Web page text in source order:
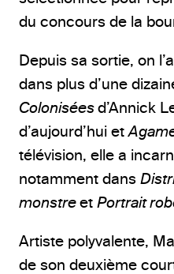
du concours de la
Depuis sa sortie, on
dans plus d’une
Coloniséesd’Annick
d’aujourd’hui et
télévision, elle a
notamment dans
monstreet Portrait
Artiste polyvalente,
de son deuxième